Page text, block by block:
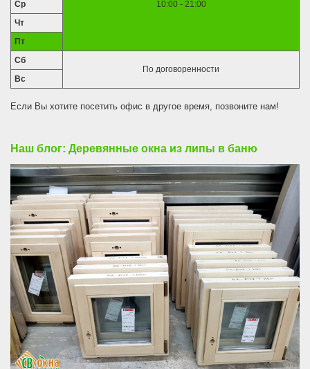
10:00 - 21:00
Ср
Чт
Пт
Сб
По договоренности
Вс
Если Вы хотите посетить офис в другое время, позвоните нам!
Наш блог: Деревянные окна из липы в баню